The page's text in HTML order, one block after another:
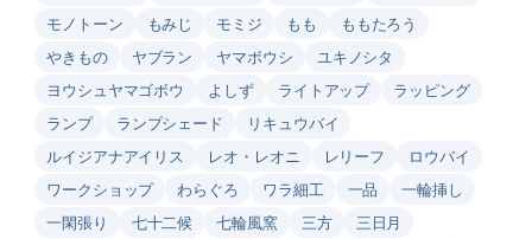
モノトーン
もみじ モミジ もも
ももたろう
やきもの
ヤブラン ヤマボウシ
ユキノシタ
ヨウシュヤマゴボウ
よしず ライトアップ
ラッピング
ランプ
ランプシェード
リキュウバイ
ルイジアナアイリス
レオ・レオニ レリーフ
ロウバイ
ワークショップ
わらぐろ ワラ細工 一品
一輪挿し
一閑張り
七十二候 七輪風窯 三方
三日月